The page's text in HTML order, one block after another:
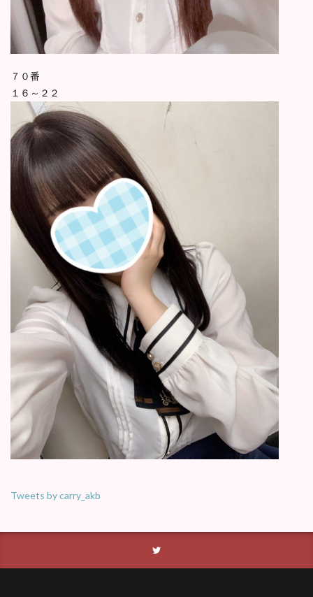
７０番
１６～２２
Tweets by carry_akb